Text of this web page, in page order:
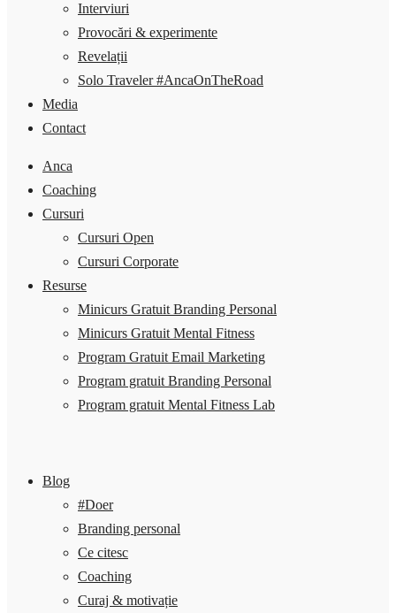
Interviuri
Provocări & experimente
Revelații
Solo Traveler #AncaOnTheRoad
Media
Contact
Anca
Coaching
Cursuri
Cursuri Open
Cursuri Corporate
Resurse
Minicurs Gratuit Branding Personal
Minicurs Gratuit Mental Fitness
Program Gratuit Email Marketing
Program gratuit Branding Personal
Program gratuit Mental Fitness Lab
Blog
#Doer
Branding personal
Ce citesc
Coaching
Curaj & motivație